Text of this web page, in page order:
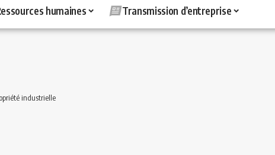
humaines Transmission d’entreprise
industrielle